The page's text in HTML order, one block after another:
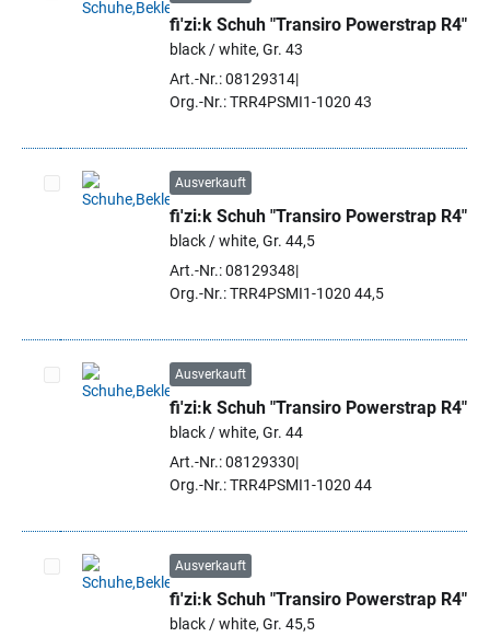
Artikel auswählen
fi'zi:k Schuh "Transiro Powerstrap R4"
black / white, Gr. 43
Art.-Nr.: 08129314
Org.-Nr.: TRR4PSMI1-1020 43
Artikel auswählen
Ausverkauft
fi'zi:k Schuh "Transiro Powerstrap R4"
black / white, Gr. 44,5
Art.-Nr.: 08129348
Org.-Nr.: TRR4PSMI1-1020 44,5
Artikel auswählen
Ausverkauft
fi'zi:k Schuh "Transiro Powerstrap R4"
black / white, Gr. 44
Art.-Nr.: 08129330
Org.-Nr.: TRR4PSMI1-1020 44
Artikel auswählen
Ausverkauft
fi'zi:k Schuh "Transiro Powerstrap R4"
black / white, Gr. 45,5